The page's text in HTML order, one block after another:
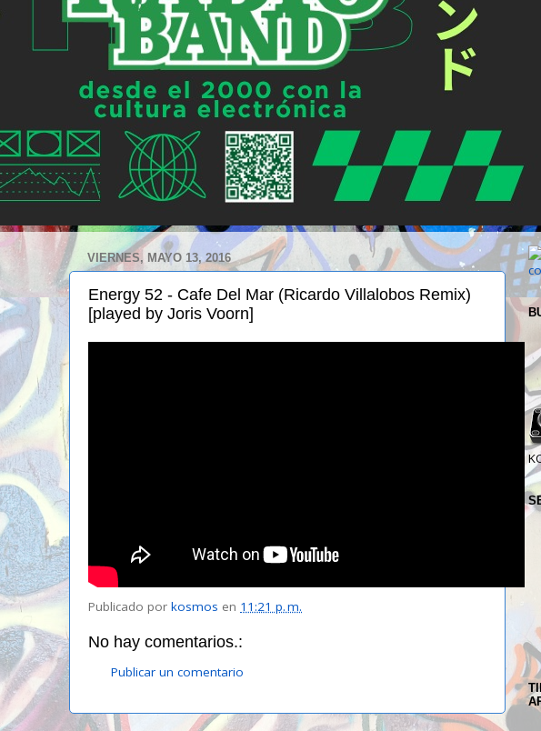
VIERNES, MAYO 13, 2016
Energy 52 - Cafe Del Mar (Ricardo Villalobos Remix)
[played by Joris Voorn]
Publicado por kosmos en 11:21 p. m.
No hay comentarios.:
Publicar un comentario